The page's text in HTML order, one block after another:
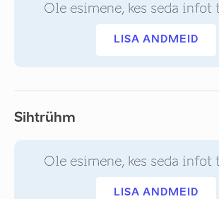
Ole esimene, kes seda infot
LISA ANDMEID
Sihtrühm
Ole esimene, kes seda infot
LISA ANDMEID